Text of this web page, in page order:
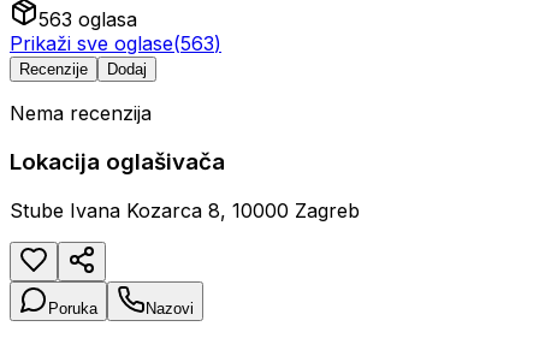
563 oglasa
Prikaži sve oglase(563)
Recenzije Dodaj
Nema recenzija
Lokacija oglašivača
Stube Ivana Kozarca 8, 10000 Zagreb
Poruka Nazovi